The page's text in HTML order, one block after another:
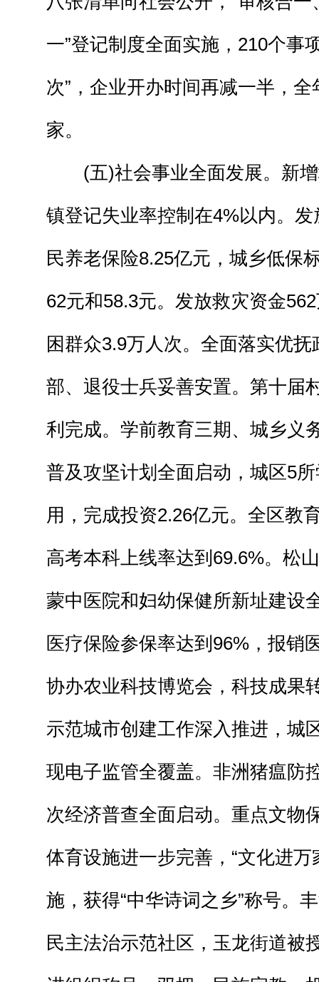
一”登记制度全面实施，210个事
次”，企业开办时间再减一半，
家。
(五)社会事业全面发展。新增
镇登记失业率控制在4%以内。
民养老保险8.25亿元，城乡低保
62元和58.3元。发放救灾资金
困群众3.9万人次。全面落实优
部、退役士兵妥善安置。第十届
利完成。学前教育三期、城乡义
普及攻坚计划全面启动，城区5
用，完成投资2.26亿元。全区教
高考本科上线率达到69.6%。松
蒙中医院和妇幼保健所新址建设
医疗保险参保率达到96%，报销
协办农业科技博览会，科技成果
示范城市创建工作深入推进，城
现电子监管全覆盖。非洲猪瘟防
次经济普查全面启动。重点文物
体育设施进一步完善，“文化进万
施，获得“中华诗词之乡”称号。
民主法治示范社区，玉龙街道被